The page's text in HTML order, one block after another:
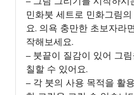
민화붓 세트로 민화그림
요. 의욕 충만한 초보자라
작해보세요.
– 붓끝이 질감이 있어 그
칠할 수 있어요.
– 각 붓의 사용 목적을 활